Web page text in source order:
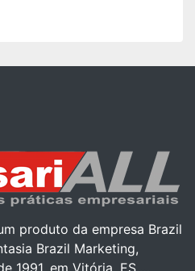
produto da empresa Brazil
Brazil Marketing,
1991, em Vitória, ES.…